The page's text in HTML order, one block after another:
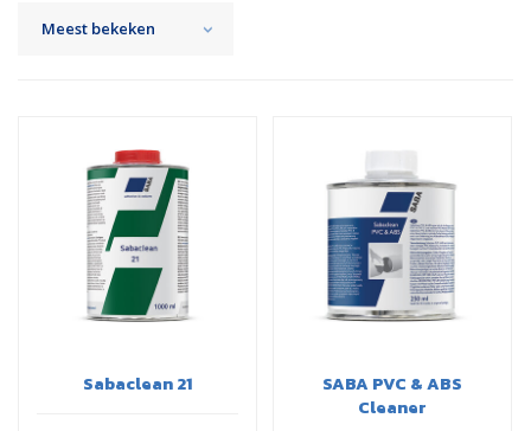
Meest bekeken
Sabaclean 21
SABA PVC & ABS
Cleaner